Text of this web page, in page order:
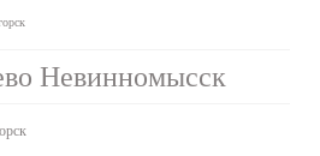
Невинномысск